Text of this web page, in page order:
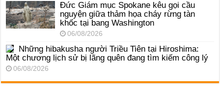
Đức Giám mục Spokane kêu gọi cầu
nguyện giữa thảm họa cháy rừng tàn
khốc tại bang Washington
06/08/2026
Những hibakusha người Triều Tiên tại Hiroshima:
Một chương lịch sử bị lãng quên đang tìm kiếm công lý
06/08/2026